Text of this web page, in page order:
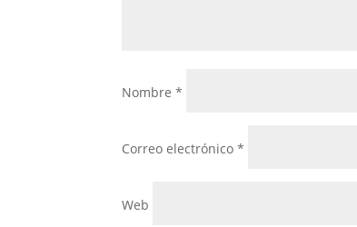
Nombre*
Correo electrónico*
Web